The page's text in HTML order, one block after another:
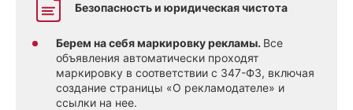
Безопасность и юридическая чистота
Берем на себя маркировку рекламы. Все
объявления автоматически проходят
маркировку в соответствии с 347-ФЗ, включая
создание страницы «О рекламодателе» и
ссылки на нее.